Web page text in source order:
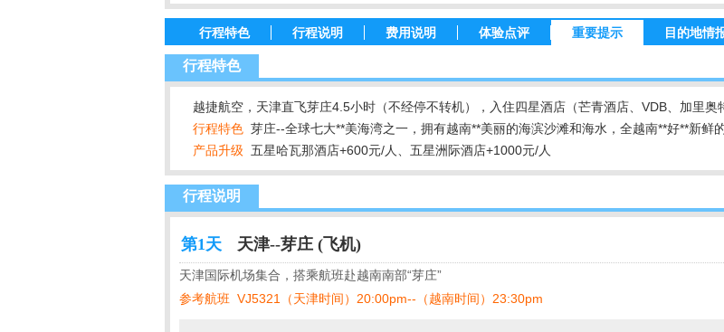
行程特色 行程说明 费用说明 体验点评 重要提示 目的地情
行程特色
越捷航空，天津直飞芽庄4.5小时（不经停不转机），入住四星酒店（芒青酒店、VDB、加里奥
行程特色 芽庄--全球七大**美海湾之一，拥有越南**美丽的海滨沙滩和海水，全越南**好**新鲜
产品升级 五星哈瓦那酒店+600元/人、五星洲际酒店+1000元/人
行程说明
第1天 天津--芽庄 (飞机)
天津国际机场集合，搭乘航班赴越南南部“芽庄”
参考航班 VJ5321（天津时间）20:00pm--（越南时间）23:30pm